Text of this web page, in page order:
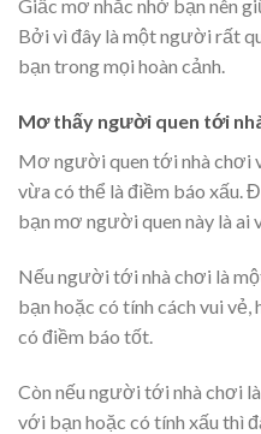
Giấc mơ nhắc nhở bạn nên
Bởi vì đây là một người rất
bạn trong mọi hoàn cảnh.
Mơ thấy người quen tới
Mơ người quen tới nhà chơi
vừa có thể là điềm báo xấu.
bạn mơ người quen này là ai
Nếu người tới nhà chơi là
bạn hoặc có tính cách vui
có điềm báo tốt.
Còn nếu người tới nhà chơi
với bạn hoặc có tính xấu thì